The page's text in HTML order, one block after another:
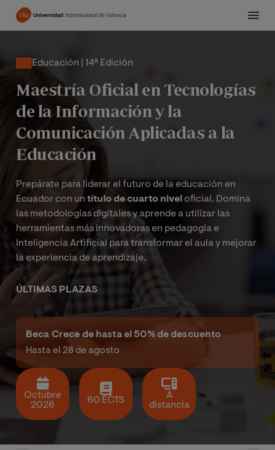
Pasar
Educación | 14ª Edición
Maestría Oficial en Tecnologías
de la Información y la
Comunicación Aplicadas a la
Educación
Prepárate para liderar el futuro de la educación en
Ecuador con un título de cuarto nivel oficial. Domina
las metodologías digitales y aprende a utilizar las
herramientas más innovadoras en pedagogía e
Inteligencia Artificial para transformar el aula y mejorar
la experiencia de aprendizaje.
ÚLTIMAS PLAZAS
Octubre
2026
60 ECTS
A
distancia
Beca Crece de hasta el 50% de descuento
Hasta el 28 de agosto